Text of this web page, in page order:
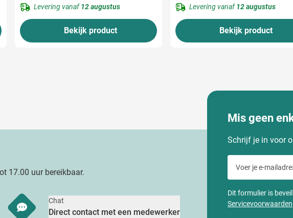
Levering vanaf12 augustus
Bekijk product
Levering vanaf12 augustus
Bekijk product
17.00 uur bereikbaar.
Chat
Direct contact met een medewerker
Mis geen
Schrijf je in voor
Dit formulier is
Servicevoorwaarden